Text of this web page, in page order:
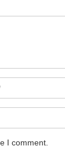
I comment.